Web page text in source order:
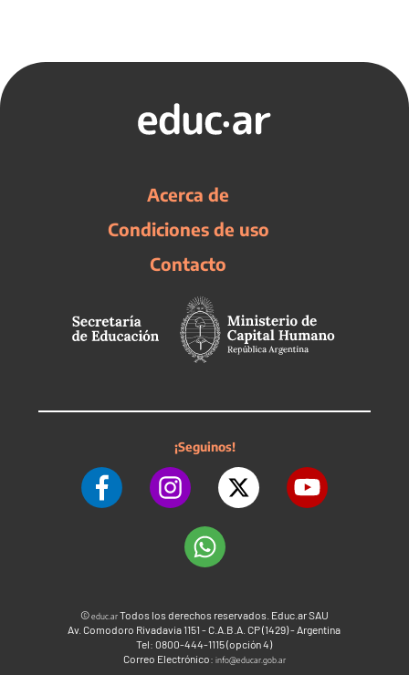
Acerca de
Condiciones de uso
Contacto
¡Seguinos!
©educ.arTodos los derechos reservados. Educ.ar SAU
Av. Comodoro Rivadavia 1151 - C.A.B.A. CP (1429) - Argentina
Tel: 0800-444-1115 (opción 4)
Correo Electrónico: info@educar.gob.ar